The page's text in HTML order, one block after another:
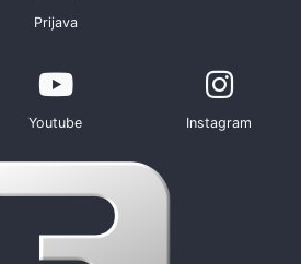
Prijava
Youtube Instagram